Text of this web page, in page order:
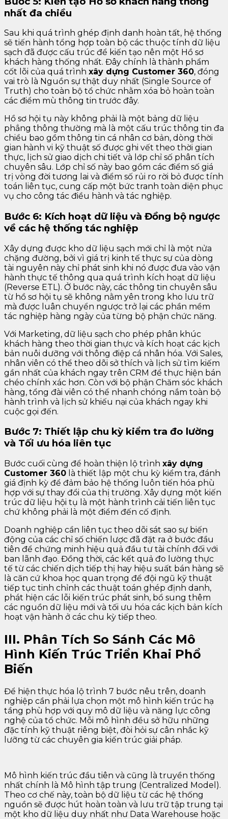
nhất đa chiều
Sau khi quá trình ghép định danh hoàn tất, hệ thống
sẽ tiến hành tổng hợp toàn bộ các thuộc tính dữ liệu
sạch đã được cấu trúc để kiến tạo nên một Hồ sơ
khách hàng thống nhất. Đây chính là thành phẩm
cốt lõi của quá trình xây dựng Customer 360, đóng
vai trò là Nguồn sự thật duy nhất (Single Source of
Truth) cho toàn bộ tổ chức nhằm xóa bỏ hoàn toàn
các điểm mù thông tin trước đây.
Hồ sơ hội tụ này không phải là một bảng dữ liệu
phẳng thông thường mà là một cấu trúc thông tin đa
chiều bao gồm thông tin cá nhân cơ bản, dòng thời
gian hành vi kỹ thuật số được ghi vết theo thời gian
thực, lịch sử giao dịch chi tiết và lớp chỉ số phân tích
chuyên sâu. Lớp chỉ số này bao gồm các điểm số giá
trị vòng đời tương lai và điểm số rủi ro rời bỏ được tính
toán liên tục, cung cấp một bức tranh toàn diện phục
vụ cho công tác điều hành và tác nghiệp.
Bước 6: Kích hoạt dữ liệu và Đồng bộ ngược
về các hệ thống tác nghiệp
Xây dựng được kho dữ liệu sạch mới chỉ là một nửa
chặng đường, bởi vì giá trị kinh tế thực sự của dòng
tài nguyên này chỉ phát sinh khi nó được đưa vào vận
hành thực tế thông qua quá trình kích hoạt dữ liệu
(Reverse ETL). Ở bước này, các thông tin chuyên sâu
từ hồ sơ hội tụ sẽ không nằm yên trong kho lưu trữ
mà được luân chuyển ngược trở lại các phần mềm
tác nghiệp hàng ngày của từng bộ phận chức năng.
Với Marketing, dữ liệu sạch cho phép phân khúc
khách hàng theo thời gian thực và kích hoạt các kịch
bản nuôi dưỡng với thông điệp cá nhân hóa. Với Sales,
nhân viên có thể theo dõi sở thích và lịch sử tìm kiếm
gần nhất của khách ngay trên CRM để thực hiện bán
chéo chính xác hơn. Còn với bộ phận Chăm sóc khách
hàng, tổng đài viên có thể nhanh chóng nắm toàn bộ
hành trình và lịch sử khiếu nại của khách ngay khi
cuộc gọi đến.
Bước 7: Thiết lập chu kỳ kiểm tra đo lường
và Tối ưu hóa liên tục
Bước cuối cùng để hoàn thiện lộ trình xây dựng
Customer 360 là thiết lập một chu kỳ kiểm tra, đánh
giá định kỳ để đảm bảo hệ thống luôn tiến hóa phù
hợp với sự thay đổi của thị trường. Xây dựng một kiến
trúc dữ liệu hội tụ là một hành trình cải tiến liên tục
chứ không phải là một điểm đến cố định.
Doanh nghiệp cần liên tục theo dõi sát sao sự biến
động của các chỉ số chiến lược đã đặt ra ở bước đầu
tiên để chứng minh hiệu quả đầu tư tài chính đối với
ban lãnh đạo. Đồng thời, các kết quả đo lường thực
tế từ các chiến dịch tiếp thị hay hiệu suất bán hàng sẽ
là căn cứ khoa học quan trọng để đội ngũ kỹ thuật
tiếp tục tinh chỉnh các thuật toán ghép định danh,
phát hiện các lỗi kiến trúc phát sinh, bổ sung thêm
các nguồn dữ liệu mới và tối ưu hóa các kịch bản kích
hoạt vận hành ở các chu kỳ tiếp theo.
III. Phân Tích So Sánh Các Mô
Hình Kiến Trúc Triển Khai Phổ
Biến
Để hiện thực hóa lộ trình 7 bước nêu trên, doanh
nghiệp cần phải lựa chọn một mô hình kiến trúc hạ
tầng phù hợp với quy mô dữ liệu và năng lực công
nghệ của tổ chức. Mỗi mô hình đều sở hữu những
đặc tính kỹ thuật riêng biệt, đòi hỏi sự cân nhắc kỹ
lưỡng từ các chuyên gia kiến trúc giải pháp.
Mô hình kiến trúc đầu tiên và cũng là truyền thống
nhất chính là Mô hình tập trung (Centralized Model).
Theo cơ chế này, toàn bộ dữ liệu từ các hệ thống
nguồn sẽ được hút hoàn toàn và lưu trữ tập trung tại
một kho dữ liệu duy nhất như Data Warehouse hoặc